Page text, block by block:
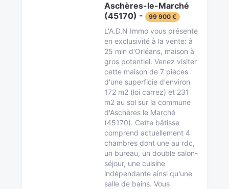
Aschères-le-Marché
(45170) -
99 900 €
L'A.D.N Immo vous présente
en exclusivité à la vente: à
25 min d'Orléans, maison à
gros potentiel. Venez visiter
cette maison de 7 pièces
d'une superficie d'environ
172 m2 (loi carrez) et 231
m2 au sol sur la commune
d'Aschères le Marché
(45170). Cette bâtisse
comprend actuellement 4
chambres dont une au rdc,
un bureau, un double salon-
séjour, une cuisine
indépendante ainsi qu'une
salle de bains. Vous